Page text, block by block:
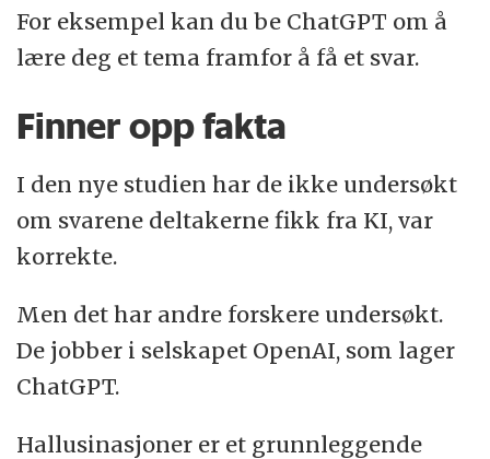
For eksempel kan du be ChatGPT om å
lære deg et tema framfor å få et svar.
Finner opp fakta
I den nye studien har de ikke undersøkt
om svarene deltakerne fikk fra KI, var
korrekte.
Men det har andre forskere undersøkt.
De jobber i selskapet OpenAI, som lager
ChatGPT.
Hallusinasjoner er et grunnleggende